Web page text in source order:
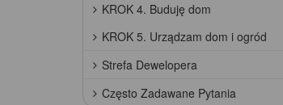
KROK 4. Buduję dom
KROK 5. Urządzam dom i ogród
Strefa Dewelopera
Często Zadawane Pytania